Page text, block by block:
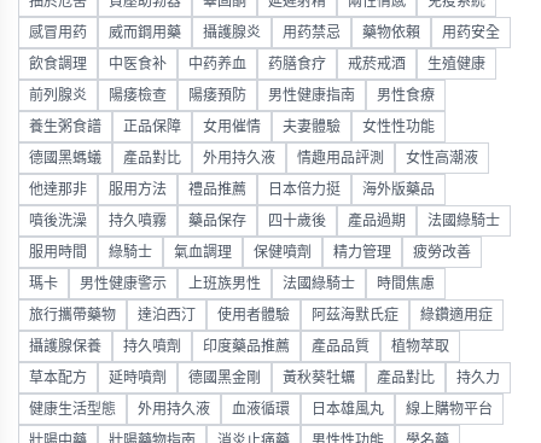
感冒用药 威而鋼用藥 攝護腺炎 用药禁忌 藥物依賴 用药安全
飲食調理 中医食补 中药养血 药膳食疗 戒菸戒酒 生殖健康
前列腺炎 陽痿檢查 陽痿預防 男性健康指南 男性食療
養生粥食譜 正品保障 女用催情 夫妻體驗 女性性功能
德國黑螞蟻 產品對比 外用持久液 情趣用品評測 女性高潮液
他達那非 服用方法 禮品推薦 日本倍力挺 海外版藥品
噴後洗澡 持久噴霧 藥品保存 四十歲後 產品過期 法國綠騎士
服用時間 綠騎士 氣血調理 保健噴劑 精力管理 疲勞改善
瑪卡 男性健康警示 上班族男性 法國綠騎士 時間焦慮
旅行攜帶藥物 達泊西汀 使用者體驗 阿茲海默氏症 綠鑽適用症
攝護腺保養 持久噴劑 印度藥品推薦 產品品質 植物萃取
草本配方 延時噴劑 德國黑金剛 黃秋葵牡蠣 產品對比 持久力
健康生活型態 外用持久液 血液循環 日本雄風丸 線上購物平台